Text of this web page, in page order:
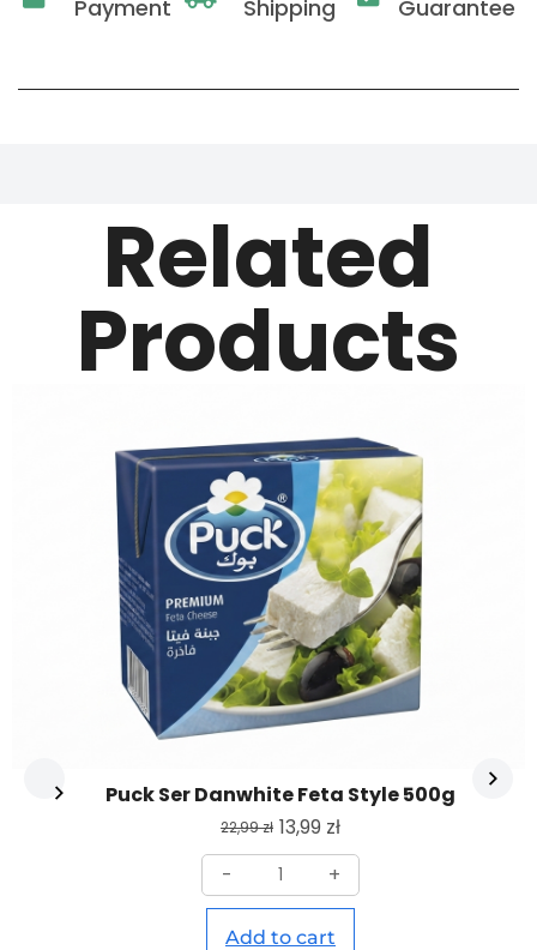
Payment Shipping Guarantee
Related
Products
Puck Ser Danwhite Feta Style 500g
22,99zł 13,99 zł
-
+
Add to cart